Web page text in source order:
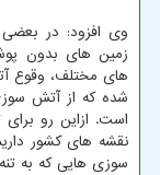
وی افزود: در
زمین های بدون
های مختلف، وقوع
شده که از آتش
است. ازاین رو برای
نقشه های کشور
سوزی هایی که به